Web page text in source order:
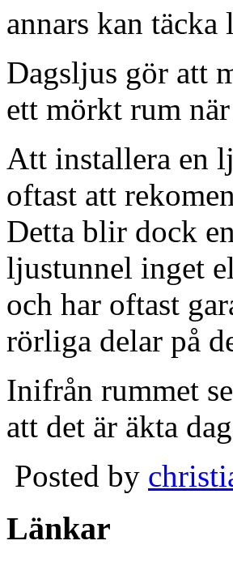
annars kan
Dagsljus gör att
ett mörkt rum
Att installera en
oftast att
Detta blir dock
ljustunnel inget
och har oftast
rörliga delar på
Inifrån rummet
att det är äkta
Posted by
Länkar